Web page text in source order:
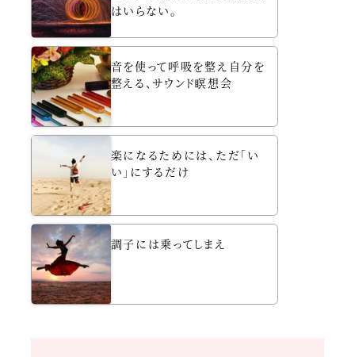
はいらない。
音を使って呼吸を整え自分を
整える、サウンド瞑想会
楽になるためには、ただ「い
い」にするだけ
調子には乗ってしまえ